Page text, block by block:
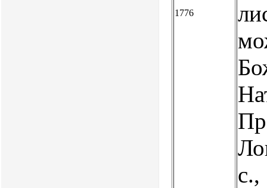
1776